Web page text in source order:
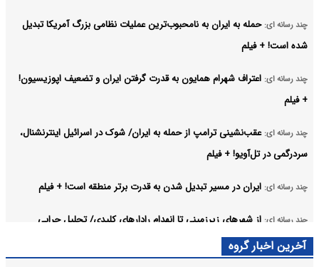
چند رسانه ای: حمله به ایران به نامحبوب‌ترین عملیات نظامی بزرگ آمریکا تبدیل
شده است! + فیلم
چند رسانه ای: اعتراف شهرام همایون به قدرت گرفتن ایران و تضعیف اپوزیسیون!
+ فیلم
چند رسانه ای: عقب‌نشینی ترامپ از حمله به ایران/ شوک در اسرائیل اینترنشنال،
سردرگمی در تل‌آویو! + فیلم
چند رسانه ای: ایران در مسیر تبدیل شدن به قدرت برتر منطقه است! + فیلم
چند رسانه ای: از شهرهای زیرزمینی تا انهدام رادارهای کلیدی/ تحلیل چرایی
افزایش بازدارندگی ایران + فیلم
آخرین اخبار گروه